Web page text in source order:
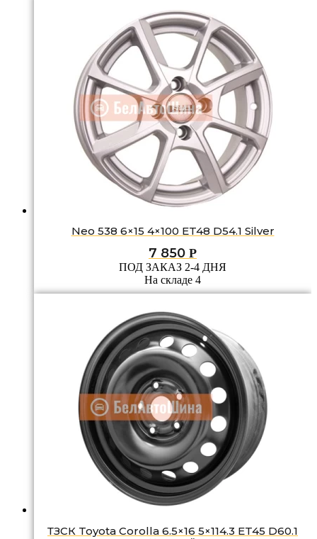
Neo 538 6×15 4×100 ET48 D54.1 Silver
7 850 Р
ПОД ЗАКАЗ 2-4 ДНЯ
На складе 4
ТЗСК Toyota Corolla 6.5×16 5×114.3 ET45 D60.1